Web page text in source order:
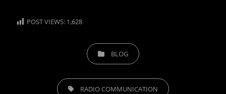
POST VIEWS: 1,628
CATEGORIESBLOG
TAGS, RADIO COMMUNICATION